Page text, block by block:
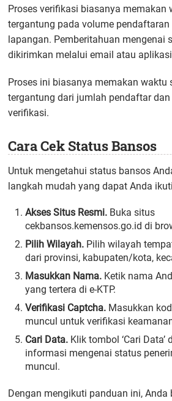
Proses verifikasi biasanya memakan
tergantung pada volume
lapangan. Pemberitahuan mengenai
dikirimkan melalui email atau
Proses ini biasanya memakan waktu
tergantung dari jumlah pendaftar
verifikasi.
Cara Cek Status Bansos
Untuk mengetahui status bansos
langkah mudah yang dapat Anda
Akses Situs Resmi. Buka situs
cekbansos.kemensos.go.id di
Pilih Wilayah. Pilih wilayah
dari provinsi, kabupaten/kota,
Masukkan Nama. Ketik nama
yang tertera di e-KTP.
Verifikasi Captcha. Masukkan
muncul untuk verifikasi
Cari Data. Klik tombol ‘Cari
informasi mengenai status
muncul.
Dengan mengikuti panduan ini,